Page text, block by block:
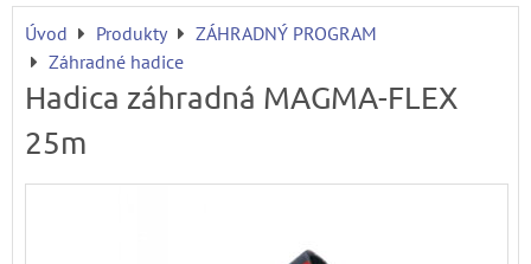
Úvod Produkty
ZÁHRADNÝ PROGRAM
Záhradné hadice
Hadica záhradná MAGMA-FLEX
25m